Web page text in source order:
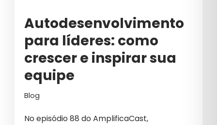
INOVAÇÃO
INTELIGÊNCIA ARTIFICIAL
INTELIGÊNCIA ARTIFICIAL NO
LIDERANÇA
Autodesenvolvimento
para líderes: como
crescer e inspirar sua
equipe
Blog
No episódio 88 do AmplificaCast,